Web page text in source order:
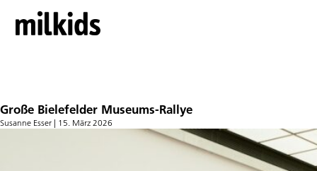
Große Bielefelder Museums-Rallye
Susanne Esser | 15. März 2026